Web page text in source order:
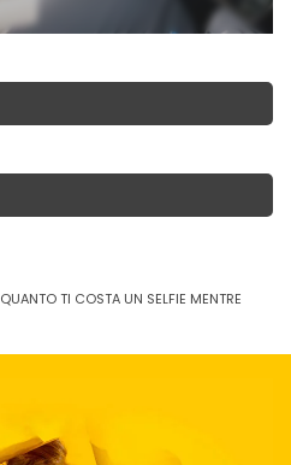
QUANTO TI COSTA UN SELFIE MENTRE